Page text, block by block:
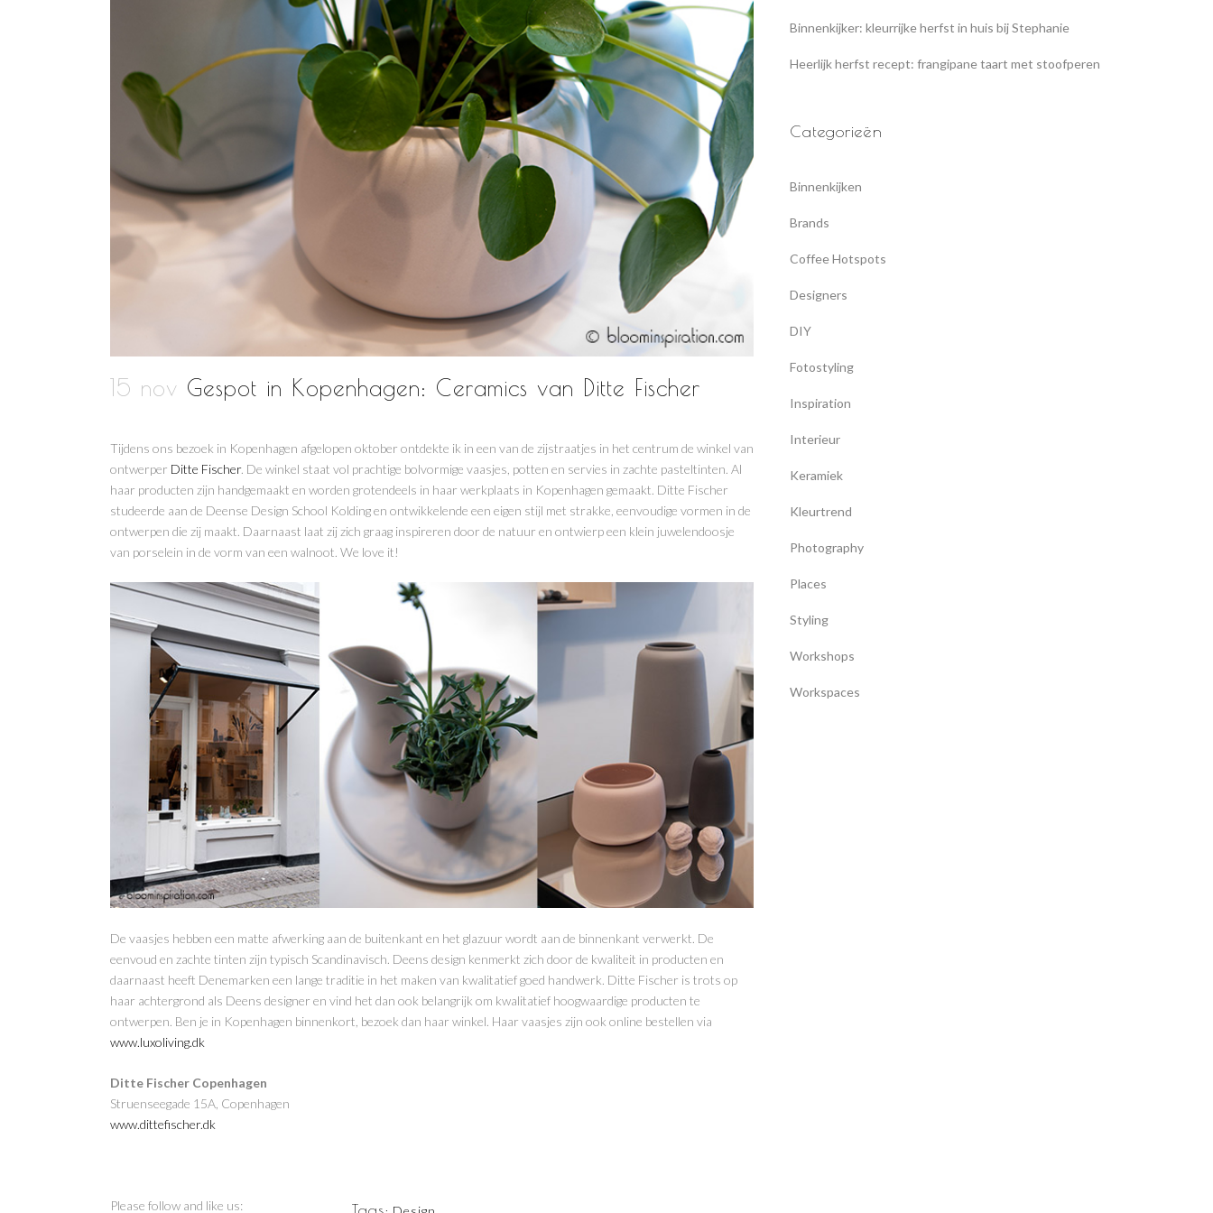
15 nov Gespot in Kopenhagen: Ceramics van Ditte Fischer
Tijdens ons bezoek in Kopenhagen afgelopen oktober ontdekte ik in een van de zijstraatjes in het centrum de winkel van
ontwerper Ditte Fischer. De winkel staat vol prachtige bolvormige vaasjes, potten en servies in zachte pasteltinten. Al
haar producten zijn handgemaakt en worden grotendeels in haar werkplaats in Kopenhagen gemaakt. Ditte Fischer
studeerde aan de Deense Design School Kolding en ontwikkelende een eigen stijl met strakke, eenvoudige vormen in de
ontwerpen die zij maakt. Daarnaast laat zij zich graag inspireren door de natuur en ontwierp een klein juwelendoosje
van porselein in de vorm van een walnoot. We love it!
De vaasjes hebben een matte afwerking aan de buitenkant en het glazuur wordt aan de binnenkant verwerkt. De
eenvoud en zachte tinten zijn typisch Scandinavisch. Deens design kenmerkt zich door de kwaliteit in producten en
daarnaast heeft Denemarken een lange traditie in het maken van kwalitatief goed handwerk. Ditte Fischer is trots op
haar achtergrond als Deens designer en vind het dan ook belangrijk om kwalitatief hoogwaardige producten te
ontwerpen. Ben je in Kopenhagen binnenkort, bezoek dan haar winkel. Haar vaasjes zijn ook online bestellen via
www.luxoliving.dk
Ditte Fischer Copenhagen
Struenseegade 15A, Copenhagen
www.dittefischer.dk
Please follow and like us:
Binnenkijker: kleurrijke herfst in huis bij Stephanie
Heerlijk herfst recept: frangipane taart met stoofperen
Categorieën
Binnenkijken
Brands
Coffee Hotspots
Designers
DIY
Fotostyling
Inspiration
Interieur
Keramiek
Kleurtrend
Photography
Places
Styling
Workshops
Workspaces